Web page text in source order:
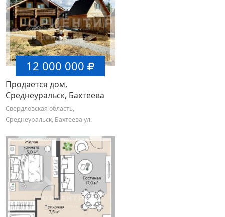
12 000 000
Продается дом,
Среднеуральск, Бахтеева
ул.
Свердловская область,
Среднеуральск, Бахтеева ул.